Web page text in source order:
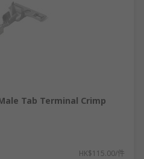
Tab Terminal Crimp
HK$115.00/件